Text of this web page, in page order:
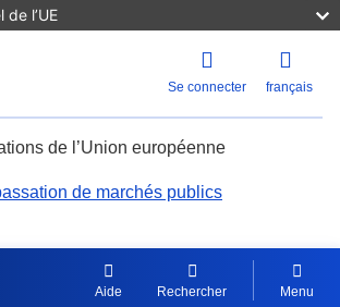
l’UE
Se connecter français
de l’Union européenne
de marchés publics
Aide Rechercher Menu